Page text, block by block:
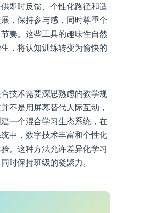
即时反馈、个性化路径和适
，保持参与感，同时尊重个
奏。这些工具的趣味性自然
，将认知训练转变为愉快的
技术需要深思熟虑的教学规
不是用屏幕替代人际互动，
一个混合学习生态系统，在
中，数字技术丰富和个性化
。这种方法允许差异化学习
时保持班级的凝聚力。